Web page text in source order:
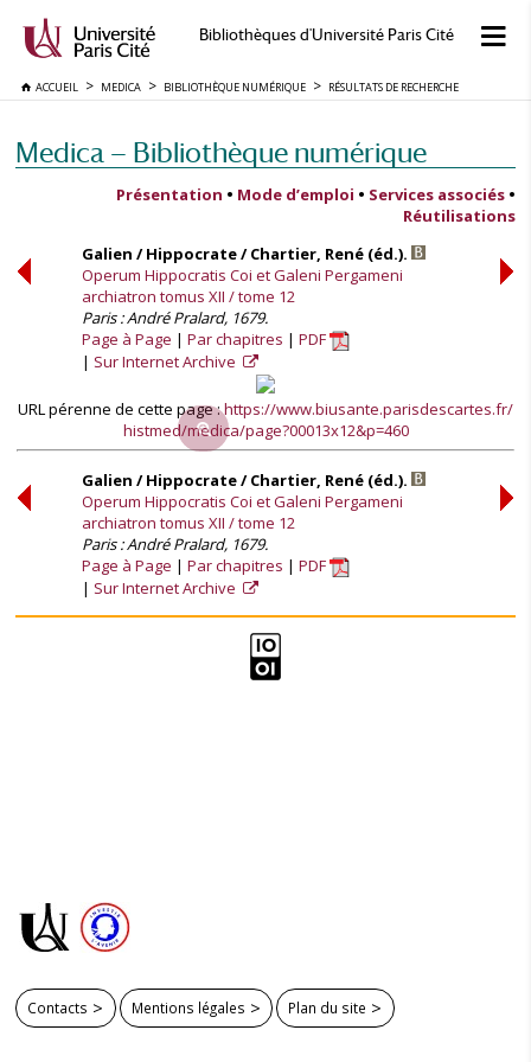
Bibliothèques d'Université Paris Cité
ACCUEIL MEDICA BIBLIOTHÈQUE NUMÉRIQUE RÉSULTATS DE RECHERCHE
Medica — Bibliothèque numérique
Présentation • Mode d’emploi • Services associés •
Réutilisations
Galien / Hippocrate / Chartier, René (éd.).
Operum Hippocratis Coi et Galeni Pergameni
archiatron tomus XII / tome 12
Paris : André Pralard, 1679.
Page à Page
Par chapitres
PDF
Sur Internet Archive
URL pérenne de cette page :https://www.biusante.parisdescartes.fr/
histmed/medica/page?00013x12&p=460
Galien / Hippocrate / Chartier, René (éd.).
Operum Hippocratis Coi et Galeni Pergameni
archiatron tomus XII / tome 12
Paris : André Pralard, 1679.
Page à Page
Par chapitres
PDF
Sur Internet Archive
Contacts Mentions légales Plan du site